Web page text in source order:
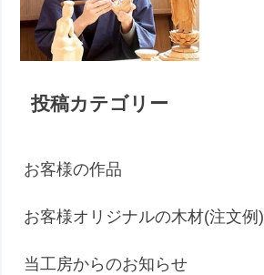
投稿カテゴリー
お客様の作品
お客様オリジナルの木材(注文例)
当工房からのお知らせ